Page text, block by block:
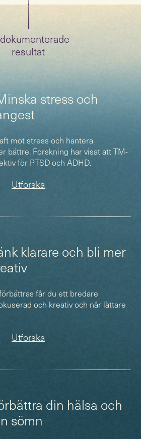
resultat
stress och
mot stress och hantera
bättre. Forskning har visat att TM-
för PTSD och ADHD.
Utforska
klarare och bli mer
får du ett bredare
och kreativ och når lättare
Utforska
din hälsa och
sömn